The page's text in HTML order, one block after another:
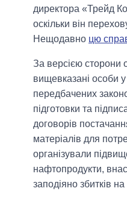
директора «Трейд
оскільки він
Нещодавно цю
За версією сторони
вищевказані особи
передбачених
підготовки та
договорів
матеріалів для
організували
нафтопродукти,
заподіяно збитків